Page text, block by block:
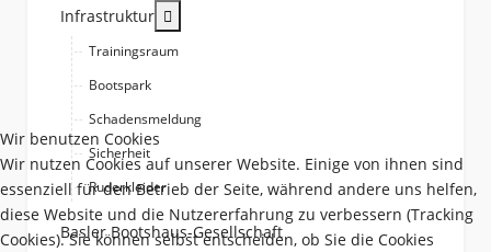
Infrastruktur
Trainingsraum
Bootspark
Schadensmeldung
Sicherheit
Ruderkleider
Basler Bootshaus-Gesellschaft
Wir benutzen Cookies
Wir nutzen Cookies auf unserer Website. Einige von ihnen sind
essenziell für den Betrieb der Seite, während andere uns helfen,
diese Website und die Nutzererfahrung zu verbessern (Tracking
Cookies). Sie können selbst entscheiden, ob Sie die Cookies